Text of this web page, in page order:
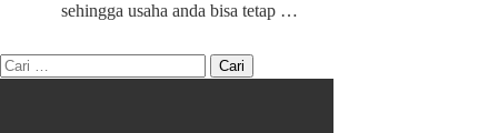
sehingga usaha anda bisa tetap …